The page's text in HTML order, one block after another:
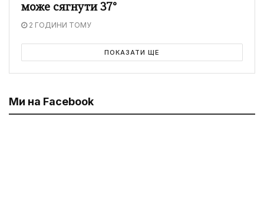
може сягнути 37°
2 ГОДИНИ ТОМУ
ПОКАЗАТИ ЩЕ
Ми на Facebook